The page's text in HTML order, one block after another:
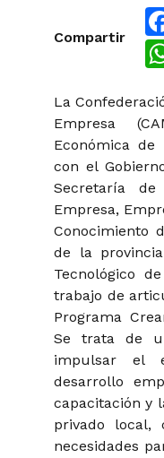
Compartir
La
Empresa
Económica de
con el
Secretaría
Empresa,
Conocimiento
de la
Tecnológico
trabajo de
Programa
Se trata de
impulsar el
desarrollo
capacitación y
privado local,
necesidades